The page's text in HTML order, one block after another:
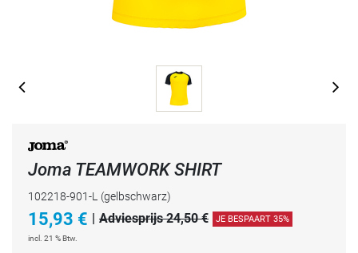
Joma TEAMWORK SHIRT
102218-901-L (gelbschwarz)
15,93 € Adviesprijs 24,50 € JE BESPAART 35%
incl. 21 % Btw.